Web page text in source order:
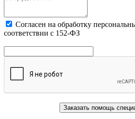
Cогласен на обработку
соответствии с 152-ФЗ
Заказать помощь